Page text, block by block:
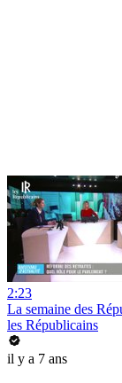
2:23
La semaine des
les Républicains
il y a 7 ans